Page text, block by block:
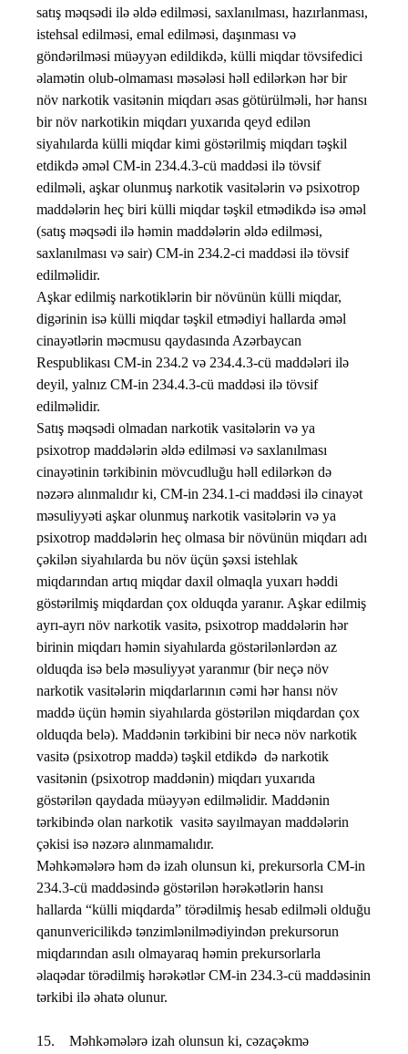
satış məqsədi ilə əldə edilməsi, saxlanılması, hazırlanması,
istehsal edilməsi, emal edilməsi, daşınması və
göndərilməsi müəyyən edildikdə, külli miqdar tövsifedici
əlamətin olub-olmaması məsələsi həll edilərkən hər bir
növ narkotik vasitənin miqdarı əsas götürülməli, hər hansı
bir növ narkotikin miqdarı yuxarıda qeyd edilən
siyahılarda külli miqdar kimi göstərilmiş miqdarı təşkil
etdikdə əməl CM-in 234.4.3-cü maddəsi ilə tövsif
edilməli, aşkar olunmuş narkotik vasitələrin və psixotrop
maddələrin heç biri külli miqdar təşkil etmədikdə isə əməl
(satış məqsədi ilə həmin maddələrin əldə edilməsi,
saxlanılması və sair) CM-in 234.2-ci maddəsi ilə tövsif
edilməlidir.
Aşkar edilmiş narkotiklərin bir növünün külli miqdar,
digərinin isə külli miqdar təşkil etmədiyi hallarda əməl
cinayətlərin məcmusu qaydasında Azərbaycan
Respublikası CM-in 234.2 və 234.4.3-cü maddələri ilə
deyil, yalnız CM-in 234.4.3-cü maddəsi ilə tövsif
edilməlidir.
Satış məqsədi olmadan narkotik vasitələrin və ya
psixotrop maddələrin əldə edilməsi və saxlanılması
cinayətinin tərkibinin mövcudluğu həll edilərkən də
nəzərə alınmalıdır ki, CM-in 234.1-ci maddəsi ilə cinayət
məsuliyyəti aşkar olunmuş narkotik vasitələrin və ya
psixotrop maddələrin heç olmasa bir növünün miqdarı adı
çəkilən siyahılarda bu növ üçün şəxsi istehlak
miqdarından artıq miqdar daxil olmaqla yuxarı həddi
göstərilmiş miqdardan çox olduqda yaranır. Aşkar edilmiş
ayrı-ayrı növ narkotik vasitə, psixotrop maddələrin hər
birinin miqdarı həmin siyahılarda göstərilənlərdən az
olduqda isə belə məsuliyyət yaranmır (bir neçə növ
narkotik vasitələrin miqdarlarının cəmi hər hansı növ
maddə üçün həmin siyahılarda göstərilən miqdardan çox
olduqda belə). Maddənin tərkibini bir necə növ narkotik
vasitə (psixotrop maddə) təşkil etdikdə də narkotik
vasitənin (psixotrop maddənin) miqdarı yuxarıda
göstərilən qaydada müəyyən edilməlidir. Maddənin
tərkibində olan narkotik vasitə sayılmayan maddələrin
çəkisi isə nəzərə alınmamalıdır.
Məhkəmələrə həm də izah olunsun ki, prekursorla CM-in
234.3-cü maddəsində göstərilən hərəkətlərin hansı
hallarda “külli miqdarda” törədilmiş hesab edilməli olduğu
qanunvericilikdə tənzimlənilmədiyindən prekursorun
miqdarından asılı olmayaraq həmin prekursorlarla
əlaqədar törədilmiş hərəkətlər CM-in 234.3-cü maddəsinin
tərkibi ilə əhatə olunur.
15. Məhkəmələrə izah olunsun ki, cəzaçəkmə